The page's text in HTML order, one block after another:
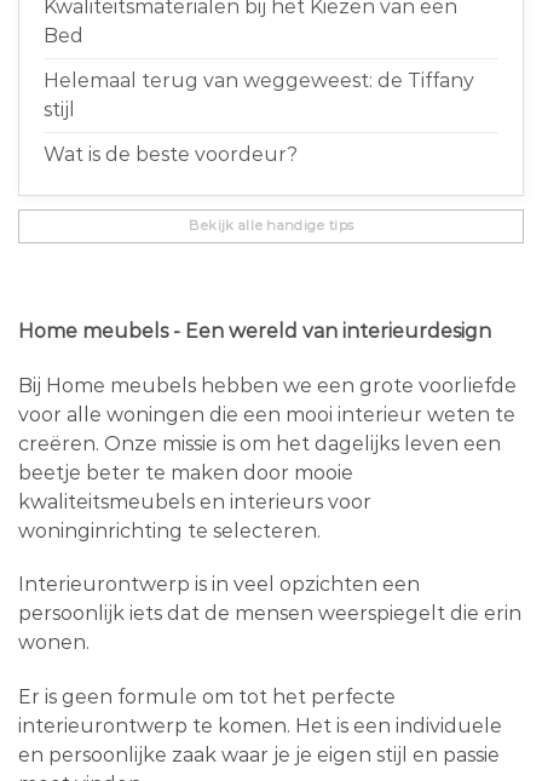
Kwaliteitsmaterialen bij het Kiezen van een
Bed
Helemaal terug van weggeweest: de Tiffany
stijl
Wat is de beste voordeur?
Bekijk alle handige tips
Home meubels - Een wereld van interieurdesign
Bij Home meubels hebben we een grote voorliefde
voor alle woningen die een mooi interieur weten te
creëren. Onze missie is om het dagelijks leven een
beetje beter te maken door mooie
kwaliteitsmeubels en interieurs voor
woninginrichting te selecteren.
Interieurontwerp is in veel opzichten een
persoonlijk iets dat de mensen weerspiegelt die erin
wonen.
Er is geen formule om tot het perfecte
interieurontwerp te komen. Het is een individuele
en persoonlijke zaak waar je je eigen stijl en passie